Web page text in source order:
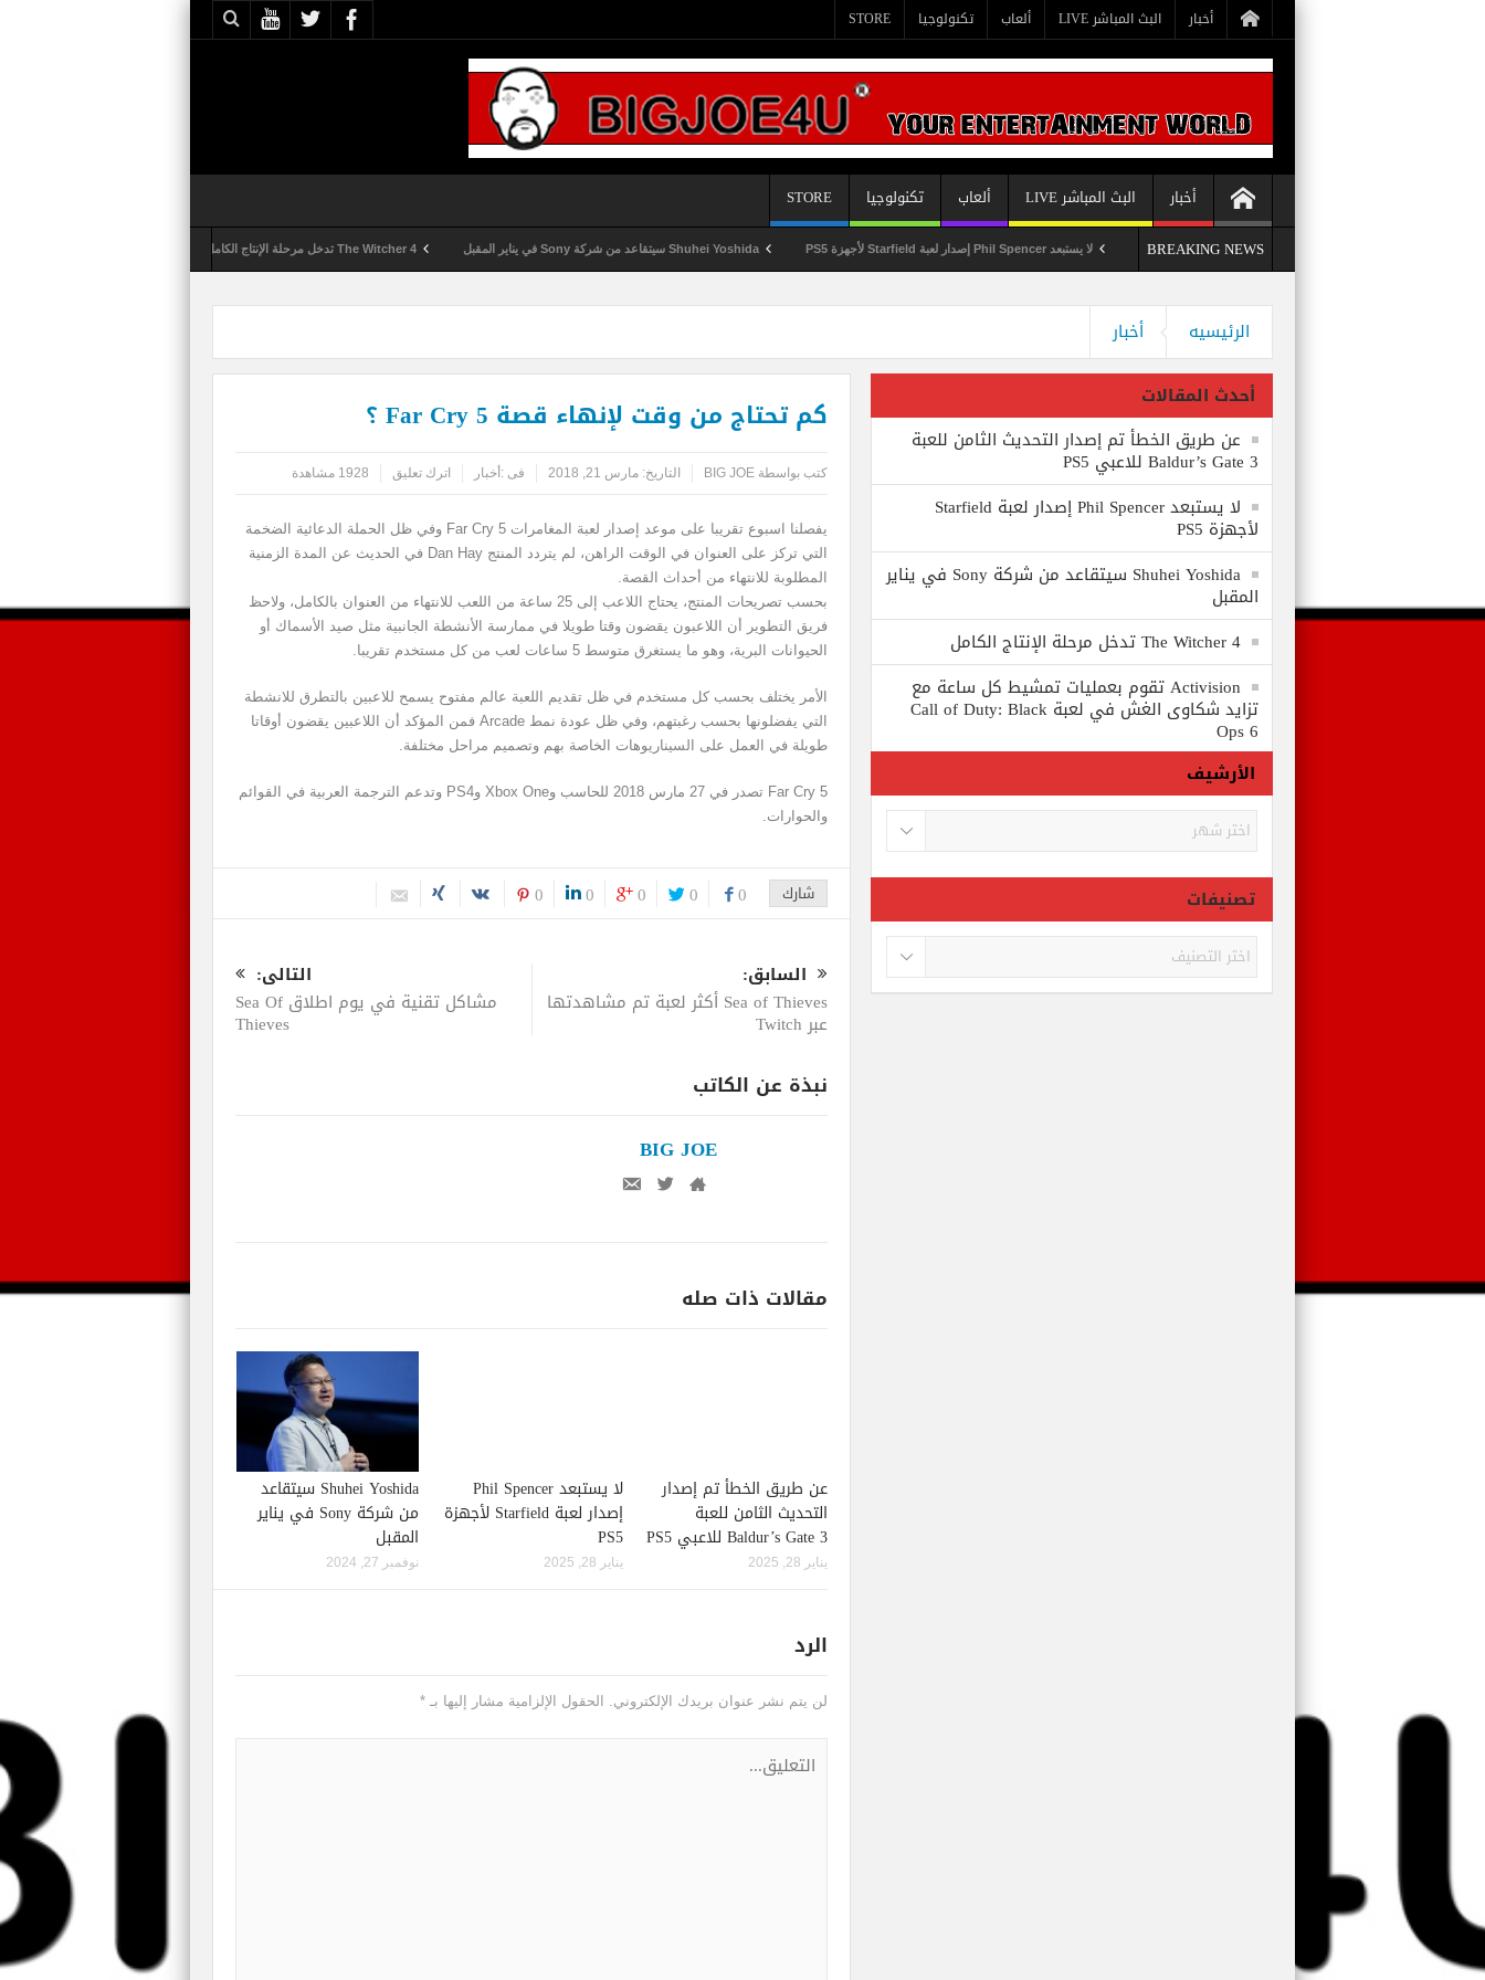
أخبار البث المباشر LIVE ألعاب تكنولوجيا STORE
أخبار البث المباشر LIVE ألعاب تكنولوجيا
STORE
BREAKING NEWS
لا يستبعد Phil Spencer إصدار لعبة Starfield لأجهزة PS5 Shuhei Yoshida سيتقاعد من شركة Sony في يناير المقبل The Witcher 4 تدخل مرحلة الإنتاج الكامل
الرئيسيه أخبار
كم تحتاج من وقت لإنهاء قصة Far Cry 5 ؟
كتب بواسطة BIG JOE التاريخ: مارس 21, 2018 فى : أخبار اترك تعليق 1928 مشاهدة
يفصلنا اسبوع تقريبا على موعد إصدار لعبة المغامرات Far Cry 5 وفي ظل الحملة الدعائية الضخمة
التي تركز على العنوان في الوقت الراهن، لم يتردد المنتج Dan Hay في الحديث عن المدة الزمنية
المطلوبة للانتهاء من أحداث القصة.
بحسب تصريحات المنتج، يحتاج اللاعب إلى 25 ساعة من اللعب للانتهاء من العنوان بالكامل، ولاحظ
فريق التطوير أن اللاعبون يقضون وقتا طويلا في ممارسة الأنشطة الجانبية مثل صيد الأسماك أو
الحيوانات البرية، وهو ما يستغرق متوسط 5 ساعات لعب من كل مستخدم تقريبا.
الأمر يختلف بحسب كل مستخدم في ظل تقديم اللعبة عالم مفتوح يسمح للاعبين بالتطرق للانشطة
التي يفضلونها بحسب رغبتهم، وفي ظل عودة نمط Arcade فمن المؤكد أن اللاعبين يقضون أوقاتا
طويلة في العمل على السيناريوهات الخاصة بهم وتصميم مراحل مختلفة.
Far Cry 5 تصدر في 27 مارس 2018 للحاسب وXbox One وPS4 وتدعم الترجمة العربية في القوائم
والحوارات.
شارك 0
0
0
0
0
السابق:
Sea of Thieves أكثر لعبة تم مشاهدتها
عبر Twitch
التالى:
مشاكل تقنية في يوم اطلاق Sea Of
Thieves
نبذة عن الكاتب
BIG JOE
مقالات ذات صله
عن طريق الخطأ تم إصدار
التحديث الثامن للعبة
Baldur’s Gate 3 للاعبي PS5
يناير 28, 2025
لا يستبعد Phil Spencer
إصدار لعبة Starfield لأجهزة
PS5
يناير 28, 2025
Shuhei Yoshida سيتقاعد
من شركة Sony في يناير
المقبل
نوفمبر 27, 2024
الرد
لن يتم نشر عنوان بريدك الإلكتروني. الحقول الإلزامية مشار إليها بـ *
أحدث المقالات
عن طريق الخطأ تم إصدار التحديث الثامن للعبة
Baldur’s Gate 3 للاعبي PS5
لا يستبعد Phil Spencer إصدار لعبة Starfield
لأجهزة PS5
Shuhei Yoshida سيتقاعد من شركة Sony في يناير
المقبل
The Witcher 4 تدخل مرحلة الإنتاج الكامل
Activision تقوم بعمليات تمشيط كل ساعة مع
تزايد شكاوى الغش في لعبة Call of Duty: Black
Ops 6
الأرشيف
الأرشيف
تصنيفات
تصنيفات